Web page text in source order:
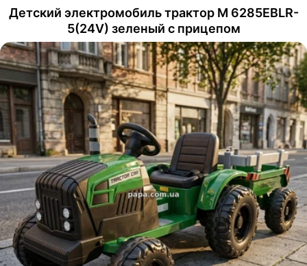
Детский электромобиль трактор M 6285EBLR-
5(24V) зеленый с прицепом